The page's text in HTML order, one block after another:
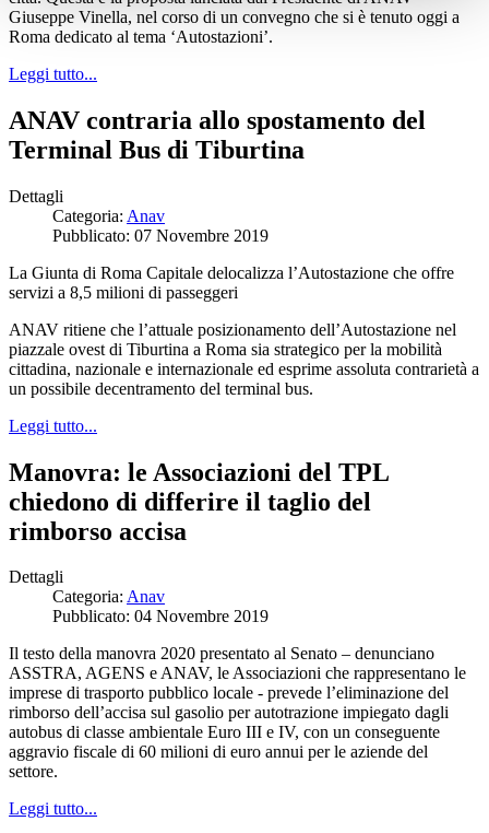
Giuseppe Vinella, nel corso di un convegno che si è tenuto oggi a
Roma dedicato al tema ‘Autostazioni’.
Leggi tutto...
ANAV contraria allo spostamento del
Terminal Bus di Tiburtina
Dettagli
Categoria: Anav
Pubblicato: 07 Novembre 2019
La Giunta di Roma Capitale delocalizza l’Autostazione che offre
servizi a 8,5 milioni di passeggeri
ANAV ritiene che l’attuale posizionamento dell’Autostazione nel
piazzale ovest di Tiburtina a Roma sia strategico per la mobilità
cittadina, nazionale e internazionale ed esprime assoluta contrarietà a
un possibile decentramento del terminal bus.
Leggi tutto...
Manovra: le Associazioni del TPL
chiedono di differire il taglio del
rimborso accisa
Dettagli
Categoria: Anav
Pubblicato: 04 Novembre 2019
Il testo della manovra 2020 presentato al Senato – denunciano
ASSTRA, AGENS e ANAV, le Associazioni che rappresentano le
imprese di trasporto pubblico locale - prevede l’eliminazione del
rimborso dell’accisa sul gasolio per autotrazione impiegato dagli
autobus di classe ambientale Euro III e IV, con un conseguente
aggravio fiscale di 60 milioni di euro annui per le aziende del
settore.
Leggi tutto...